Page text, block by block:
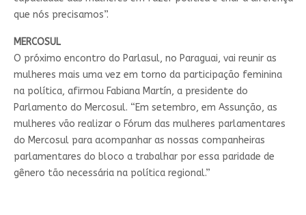
que nós precisamos”.
MERCOSUL
O próximo encontro do Parlasul, no Paraguai, vai reunir as
mulheres mais uma vez em torno da participação feminina
na política, afirmou Fabiana Martín, a presidente do
Parlamento do Mercosul. “Em setembro, em Assunção, as
mulheres vão realizar o Fórum das mulheres parlamentares
do Mercosul para acompanhar as nossas companheiras
parlamentares do bloco a trabalhar por essa paridade de
gênero tão necessária na política regional.”